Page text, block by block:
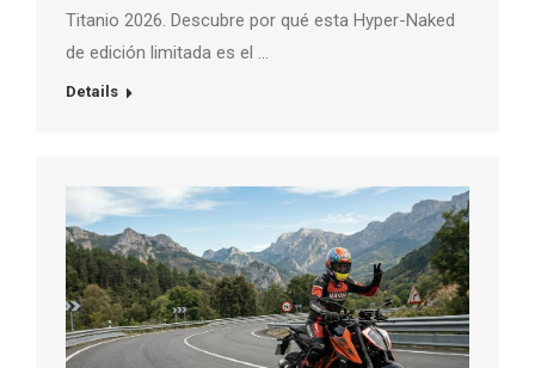
Titanio 2026. Descubre por qué esta Hyper-Naked
de edición limitada es el …
Details